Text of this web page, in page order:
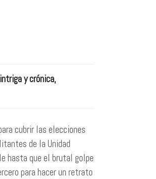
y crónica,
cubrir las elecciones
de la Unidad
hasta que el brutal golpe
para hacer un retrato